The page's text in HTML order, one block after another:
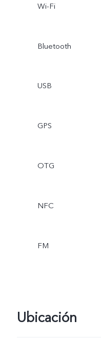
Wi-Fi
Bluetooth
USB
GPS
OTG
NFC
FM
Ubicación